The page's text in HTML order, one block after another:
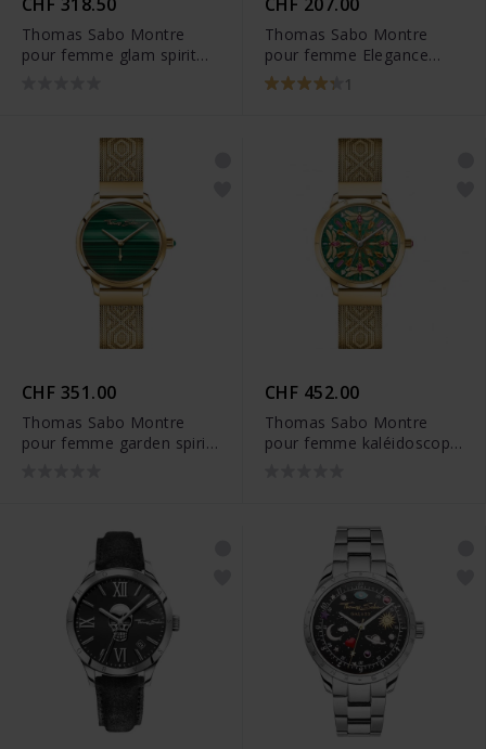
Thomas Sabo Montre
pour femme glam spirit
Thomas Sabo Montre
pour femme Elegance
rectangulaire argentée -
WA0248-201-201
1
CHF 351.00
Thomas Sabo Montre
pour femme garden spirit
CHF 452.00
Thomas Sabo Montre
pour femme kaléidoscope